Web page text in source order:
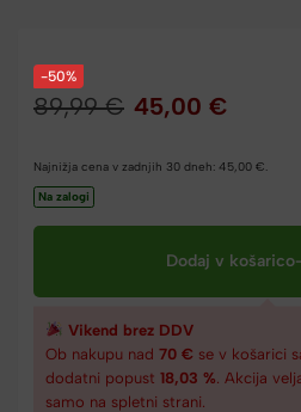
-50%
89,99€ 45,00 €
Najnižja cena v zadnjih 30 dneh: 45,00 €
Na zalogi
Dodaj v košarico
Vikend brez DDV
Ob nakupu nad 70 € se v košarici
dodatni popust 18,03 % . Akcija
samo na spletni strani.